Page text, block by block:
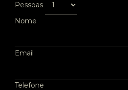
Pessoas
Nome
Email
Telefone